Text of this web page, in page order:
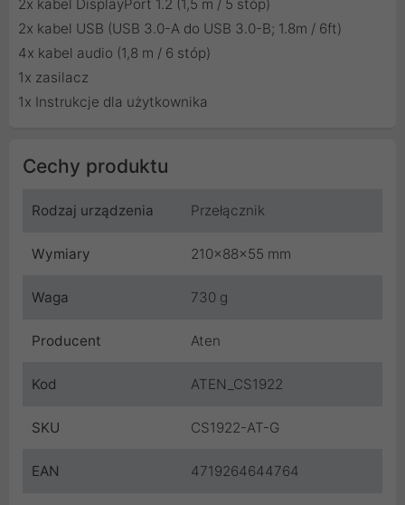
2x kabel DisplayPort 1.2 (1,5 m / 5 stóp)
2x kabel USB (USB 3.0-A do USB 3.0-B; 1.8m / 6ft)
4x kabel audio (1,8 m / 6 stóp)
1x zasilacz
1x Instrukcje dla użytkownika
Cechy produktu
Rodzaj urządzenia Przełącznik
Wymiary 210x88x55 mm
Waga 730 g
Producent Aten
Kod ATEN_CS1922
SKU CS1922-AT-G
EAN 4719264644764